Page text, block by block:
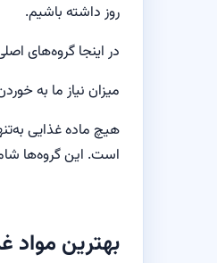
روز داشته باشیم.
در اینجا گروه‌های
میزان نیاز ما به
هیچ ماده غذایی
است. این گروه‌ها
بهترین مواد